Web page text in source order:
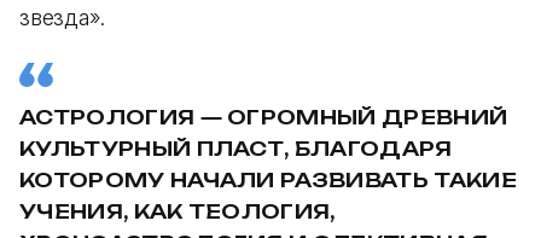
звезда».
АСТРОЛОГИЯ — ОГРОМНЫЙ ДРЕВНИЙ
КУЛЬТУРНЫЙ ПЛАСТ, БЛАГОДАРЯ
КОТОРОМУ НАЧАЛИ РАЗВИВАТЬ ТАКИЕ
УЧЕНИЯ, КАК ТЕОЛОГИЯ,